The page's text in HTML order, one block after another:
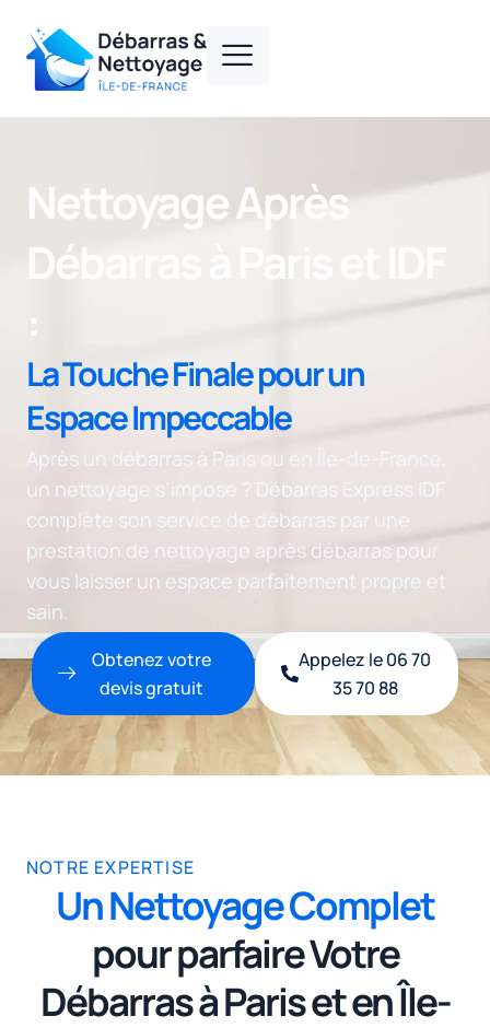
Nettoyage Après
Débarras à Paris et IDF
:
La Touche Finale pour un
Espace Impeccable
Après un débarras à Paris ou en Île-de-France,
un nettoyage s’impose ? Débarras Express IDF
complète son service de débarras par une
prestation de nettoyage après débarras pour
vous laisser un espace parfaitement propre et
sain.
Obtenez votre
devis gratuit
Appelez le 06 70
35 70 88
NOTRE EXPERTISE
Un Nettoyage Complet
pour parfaire Votre
Débarras à Paris et en Île-